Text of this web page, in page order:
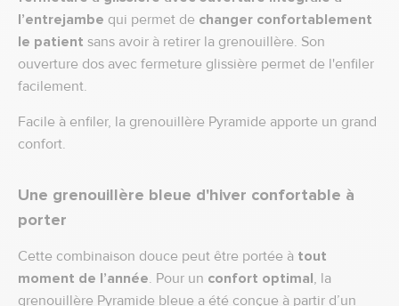
l’entrejambe qui permet de changer confortablement
le patient sans avoir à retirer la grenouillère. Son
ouverture dos avec fermeture glissière permet de l'enfiler
facilement.
Facile à enfiler, la grenouillère Pyramide apporte un grand
confort.
Une grenouillère bleue d'hiver confortable à
porter
Cette combinaison douce peut être portée à tout
moment de l’année. Pour un confort optimal, la
grenouillère Pyramide bleue a été conçue à partir d’un